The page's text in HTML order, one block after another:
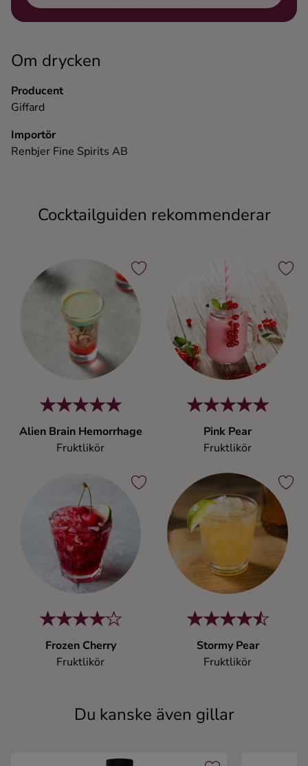
Om drycken
Producent
Giffard
Importör
Renbjer Fine Spirits AB
Cocktailguiden rekommenderar
Alien Brain Hemorrhage
Fruktlikör
Pink Pear
Fruktlikör
Frozen Cherry
Fruktlikör
Stormy Pear
Fruktlikör
Du kanske även gillar